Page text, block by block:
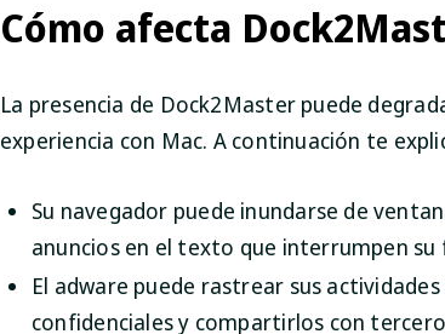
Cómo afecta
La presencia de Dock2Master puede
experiencia con Mac. A continuación te
Su navegador puede inundarse de
anuncios en el texto que interrumpen
El adware puede rastrear sus
confidenciales y compartirlos con